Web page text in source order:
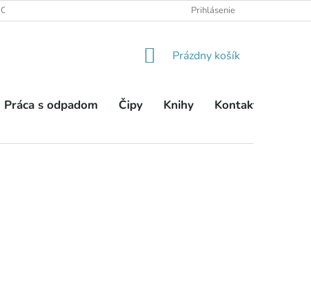
OBCHODNÉ PODMIENKY PODMIENKY OCHRANY OSOBNÝCH
Prihlásenie
NÁKUPNÝ
Prázdny košík
Práca s odpadom Čipy Knihy Kontakty